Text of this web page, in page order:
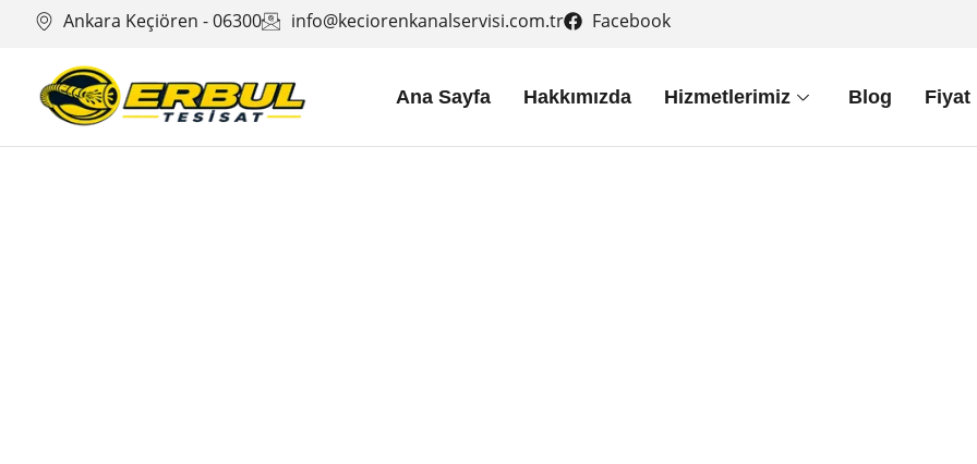
Ankara Keçiören - 06300 info@keciorenkanalservisi.com.tr Facebook
Ana Sayfa Hakkımızda Hizmetlerimiz Blog Fiyat